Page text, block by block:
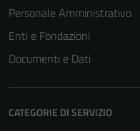
Personale Amministrativo
Enti e Fondazioni
Documenti e Dati
CATEGORIE DI SERVIZIO